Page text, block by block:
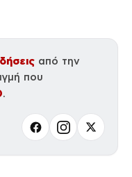
από την
που
.